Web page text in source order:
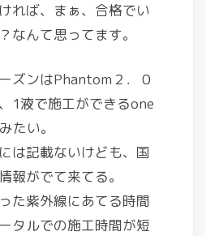
れば、まぁ、合格でい
なんて思ってます。
ズンはPhantom２．０
1液で施工ができるone
たい。
は記載ないけども、国
報がでて来てる。
た紫外線にあてる時間
タルでの施工時間が短